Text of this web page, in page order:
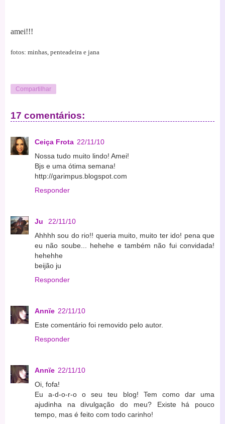
amei!!!
fotos: minhas, penteadeira e jana
Compartilhar
17 comentários:
Ceiça Frota 22/11/10
Nossa tudo muito lindo! Amei!
Bjs e uma ótima semana!
http://garimpus.blogspot.com
Responder
Ju
22/11/10
Ahhhh sou do rio!! queria muito, muito ter ido! pena que
eu não soube... hehehe e também não fui convidada!
hehehhe
beijão ju
Responder
Annïe 22/11/10
Este comentário foi removido pelo autor.
Responder
Annïe 22/11/10
Oi, fofa!
Eu a-d-o-r-o o seu teu blog! Tem como dar uma
ajudinha na divulgação do meu? Existe há pouco
tempo, mas é feito com todo carinho!